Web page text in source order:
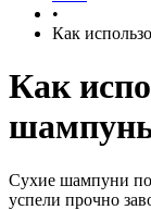
•
Как
Как
Сухие шампуни
успели прочно